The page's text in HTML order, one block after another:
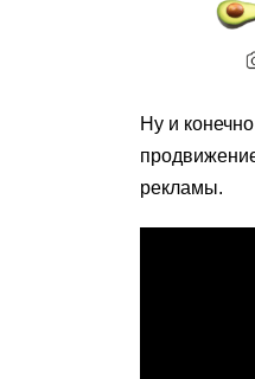
Ну и
рекламы.